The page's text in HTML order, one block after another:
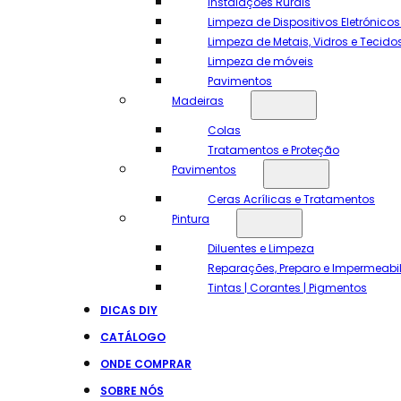
Limpeza de Dispositivos
Limpeza de Metais, Vidros e
Limpeza de móveis
Pavimentos
Madeiras
Colas
Tratamentos e Proteção
Pavimentos
Ceras Acrílicas e Tratamentos
Pintura
Diluentes e Limpeza
Reparações, Preparo e
Tintas | Corantes | Pigmentos
DICAS DIY
CATÁLOGO
ONDE COMPRAR
SOBRE NÓS